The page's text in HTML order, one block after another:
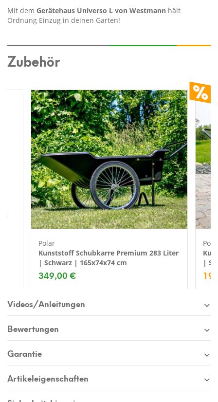
Mit dem Gerätehaus Universo L von Westmann hält
Ordnung Einzug in deinen Garten!
Zubehör
Polar
Kunststoff Schubkarre Premium 283 Liter
| Schwarz | 165x74x74 cm
349,00 €
|
Videos/Anleitungen
Bewertungen
Garantie
Artikeleigenschaften